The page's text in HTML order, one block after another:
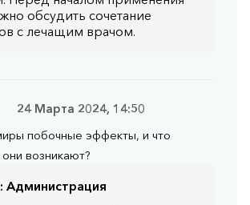
обсудить сочетание
с лечащим врачом.
24 Марта 2024, 14:50
побочные эффекты, и что
возникают?
Администрация